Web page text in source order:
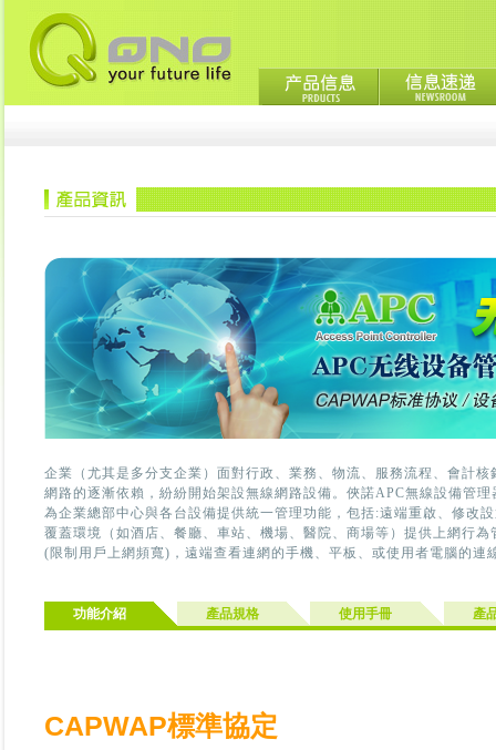
企業（尤其是多分支企業）面對行政、業務、物流、服務流程、會計
網路的逐漸依賴，紛紛開始架設無線網路設備。俠諾APC無線設備管
為企業總部中心與各台設備提供統一管理功能，包括:遠端重啟、修改
覆蓋環境（如酒店、餐廳、車站、機場、醫院、商場等）提供上網行
(限制用戶上網頻寬)，遠端查看連網的手機、平板、或使用者電腦的連
功能介紹 產品規格 使用手冊 產
CAPWAP標準協定